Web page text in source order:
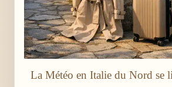
La Météo en Italie du Nord se